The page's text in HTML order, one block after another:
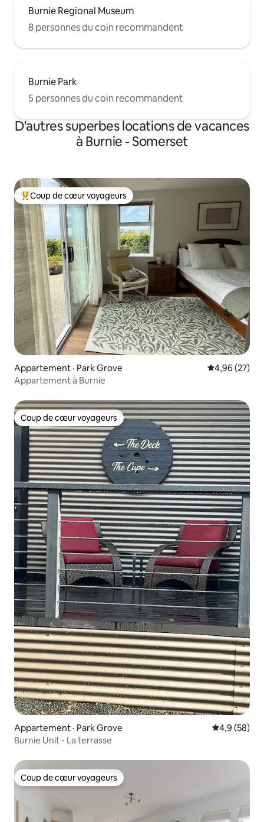
Burnie Regional Museum
8 personnes du coin recommandent
Burnie Park
5 personnes du coin recommandent
D'autres superbes locations de vacances
à Burnie - Somerset
Coup de cœur voyageurs parmi les plus aimés
Coup de cœur voyageurs
Appartement · Park Grove Note
4,96 (27)
Appartement à Burnie
Coup de cœur voyageurs
Coup de cœur voyageurs
Appartement · Park Grove Note
4,9 (58)
Burnie Unit - La terrasse
Coup de cœur voyageurs
Coup de cœur voyageurs